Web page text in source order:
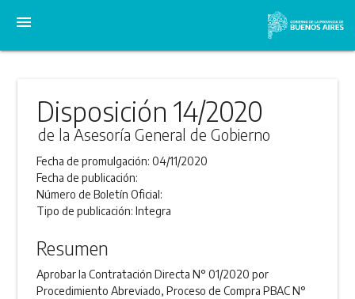
menu
Disposición 14/2020
de la Asesoría General de Gobierno
Fecha de promulgación:04/11/2020
Fecha de publicación:
Número de Boletín Oficial:
Tipo de publicación:Integra
Resumen
Aprobar la Contratación Directa N° 01/2020 por
Procedimiento Abreviado, Proceso de Compra PBAC N°